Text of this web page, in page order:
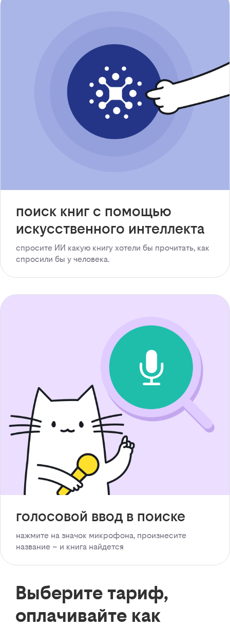
поиск книг с помощью
искусственного интеллекта
спросите ИИ какую книгу хотели бы прочитать, как
спросили бы у человека.
голосовой ввод в поиске
нажмите на значок микрофона, произнесите
название – и книга найдется
Выберите тариф,
оплачивайте как